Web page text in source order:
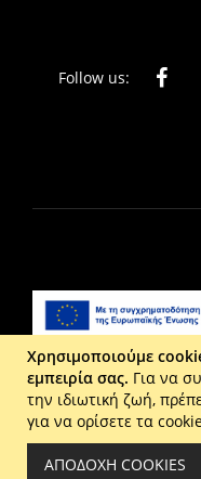
Follow us:
Liberta Ε.Π.Ε. - Τ:
Copyright ©
Χρησιμοποιούμε
εμπειρία σας. Για να
την ιδιωτική ζωή,
για να ορίσετε τα
ΑΠΟΔΟΧΉ COOKIES